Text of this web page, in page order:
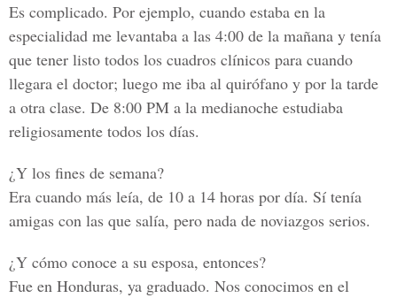
Es complicado. Por ejemplo, cuando estaba en la
especialidad me levantaba a las 4:00 de la mañana y tenía
que tener listo todos los cuadros clínicos para cuando
llegara el doctor; luego me iba al quirófano y por la tarde
a otra clase. De 8:00 PM a la medianoche estudiaba
religiosamente todos los días.
¿Y los fines de semana?
Era cuando más leía, de 10 a 14 horas por día. Sí tenía
amigas con las que salía, pero nada de noviazgos serios.
¿Y cómo conoce a su esposa, entonces?
Fue en Honduras, ya graduado. Nos conocimos en el